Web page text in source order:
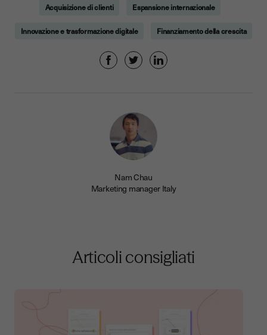
Acquisizione di clienti Espansione internazionale
Innovazione e trasformazione digitale Finanziamento della crescita
Nam Chau
Marketing manager Italy
Articoli consigliati